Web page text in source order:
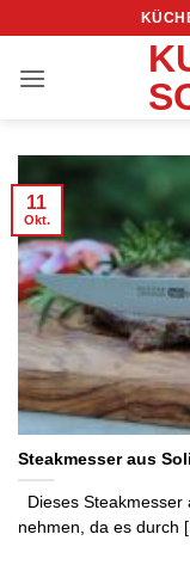
springen
Steakmesser aus
Dieses Steakmesser
nehmen, da es durch
11
Okt.